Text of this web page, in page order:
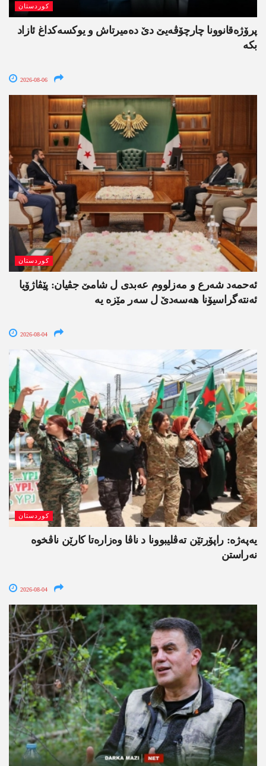
کوردستان
پرۆژەقانوونا چارچۆڤەیێ دێ دەمیرتاش و یوکسەکداغ ئازاد
بکە
2026-08-06
کوردستان
ئەحمەد شەرع و مەزلووم عەبدی ل شامێ جڤیان: پێڤاژۆیا
ئەنتەگراسیۆنا ھەسەدێ ل سەر مێزە یە
2026-08-04
کوردستان
یەپەژە: راپۆرتێن تەڤلیبوونا د ناڤا وەزارەتا کارێن ناڤخوە
نەراستن
2026-08-04